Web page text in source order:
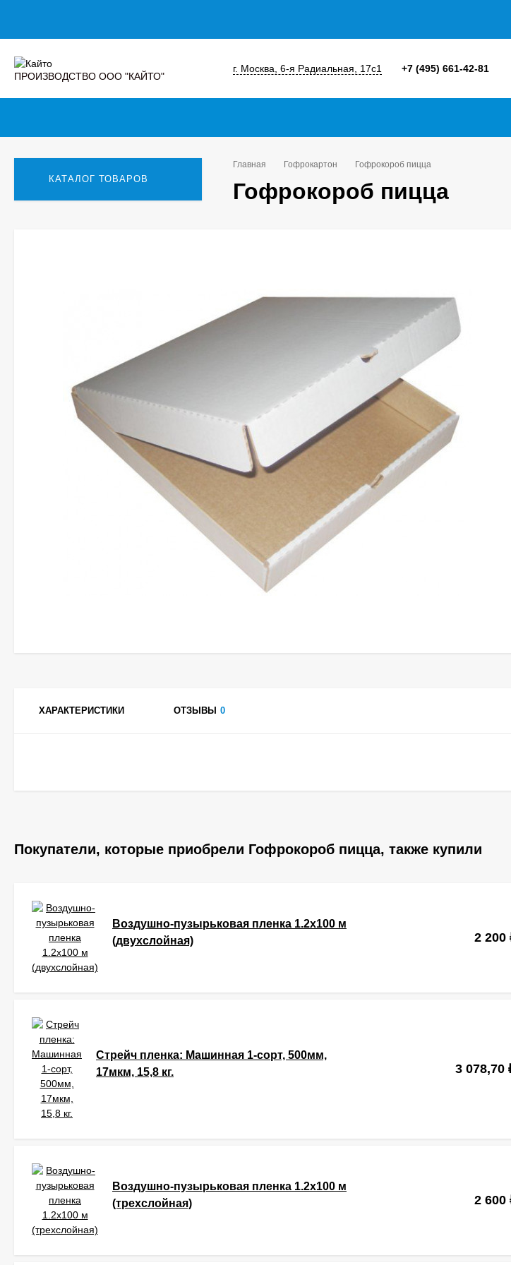
ПРОИЗВОДСТВО ООО "КАЙТО"
г. Москва, 6-я Радиальная, 17с1 +7 (495) 661-42-81
КАТАЛОГ ТОВАРОВ
Главная Гофрокартон Гофрокороб пицца
Гофрокороб пицца
ХАРАКТЕРИСТИКИ ОТЗЫВЫ 0
Покупатели, которые приобрели Гофрокороб пицца, также купили
Воздушно-пузырьковая пленка 1.2x100 м
(двухслойная)
2 200
Стрейч пленка: Машинная 1-сорт, 500мм,
17мкм, 15,8 кг.
3 078,70
Воздушно-пузырьковая пленка 1.2x100 м
(трехслойная)
2 600